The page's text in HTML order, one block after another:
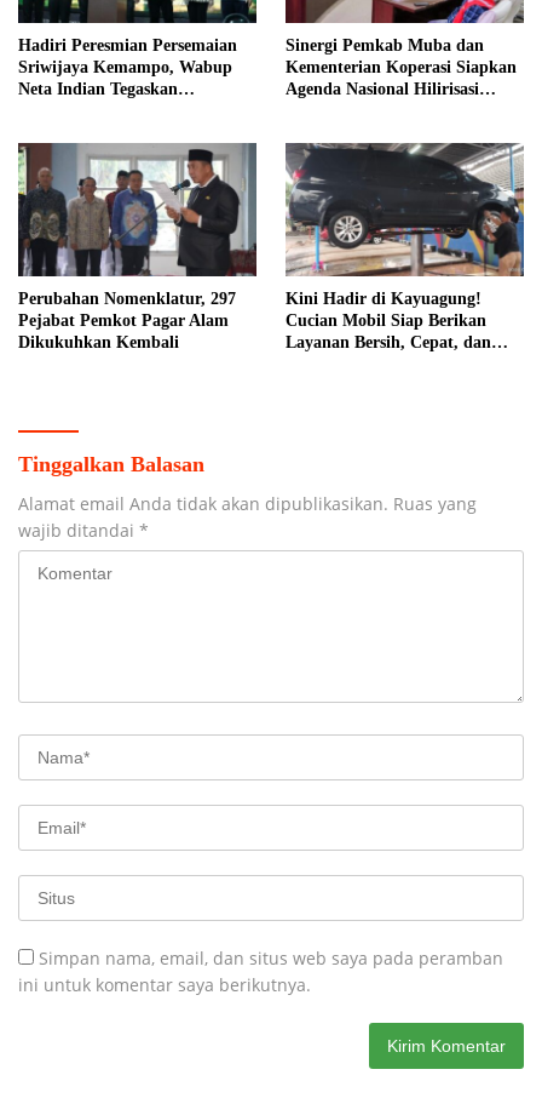
Hadiri Peresmian Persemaian
Sriwijaya Kemampo, Wabup
Neta Indian Tegaskan
Sinergi Pemkab Muba dan
Kementerian Koperasi Siapkan
Agenda Nasional Hilirisasi
Perubahan Nomenklatur, 297
Pejabat Pemkot Pagar Alam
Dikukuhkan Kembali
Kini Hadir di Kayuagung!
Cucian Mobil Siap Berikan
Layanan Bersih, Cepat, dan
Tinggalkan Balasan
Alamat email Anda tidak akan dipublikasikan. Ruas yang
wajib ditandai *
Simpan nama, email, dan situs web saya pada peramban
ini untuk komentar saya berikutnya.